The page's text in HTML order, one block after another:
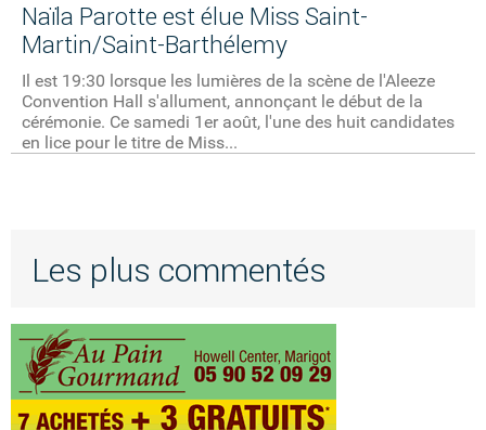
Naïla Parotte est élue Miss Saint-
Martin/Saint-Barthélemy
Il est 19:30 lorsque les lumières de la scène de l'Aleeze
Convention Hall s'allument, annonçant le début de la
cérémonie. Ce samedi 1er août, l'une des huit candidates
en lice pour le titre de Miss...
Les plus commentés